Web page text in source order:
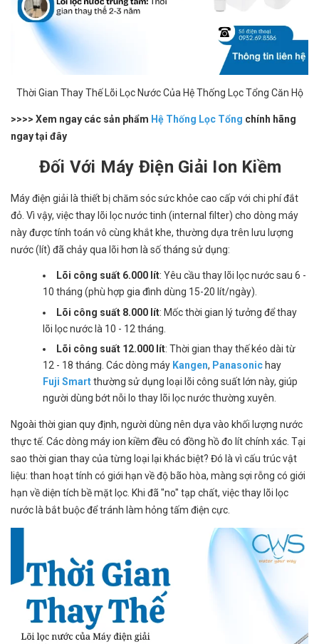
Thời Gian Thay Thế Lõi Lọc Nước Của Hệ Thống Lọc Tổng Căn Hộ
>>>> Xem ngay các sản phẩm Hệ Thống Lọc Tổng chính hãng
ngay tại đây
Đối Với Máy Điện Giải Ion Kiềm
Máy điện giải là thiết bị chăm sóc sức khỏe cao cấp với chi phí đắt
đỏ. Vì vậy, việc thay lõi lọc nước tinh (internal filter) cho dòng máy
này được tính toán vô cùng khắt khe, thường dựa trên lưu lượng
nước (lít) đã chảy qua lõi hơn là số tháng sử dụng:
Lõi công suất 6.000 lít: Yêu cầu thay lõi lọc nước sau 6 -
10 tháng (phù hợp gia đình dùng 15-20 lít/ngày).
Lõi công suất 8.000 lít: Mốc thời gian lý tưởng để thay
lõi lọc nước là 10 - 12 tháng.
Lõi công suất 12.000 lít: Thời gian thay thế kéo dài từ
12 - 18 tháng. Các dòng máy Kangen, Panasonic hay
Fuji Smartthường sử dụng loại lõi công suất lớn này, giúp
người dùng bớt nỗi lo thay lõi lọc nước thường xuyên.
Ngoài thời gian quy định, người dùng nên dựa vào khối lượng nước
thực tế. Các dòng máy ion kiềm đều có đồng hồ đo lít chính xác. Tại
sao thời gian thay của từng loại lại khác biệt? Đó là vì cấu trúc vật
liệu: than hoạt tính có giới hạn về độ bão hòa, màng sợi rỗng có giới
hạn về diện tích bề mặt lọc. Khi đã "no" tạp chất, việc thay lõi lọc
nước là bắt buộc để tránh làm hỏng tấm điện cực.